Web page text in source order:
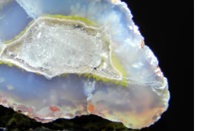
Podmínky ochrany osobních údajů
od smlouvy